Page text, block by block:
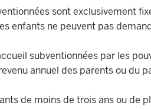
sont exclusivement
enfants ne peuvent pas
subventionnées par les
annuel des parents ou du
de moins de trois ans ou de